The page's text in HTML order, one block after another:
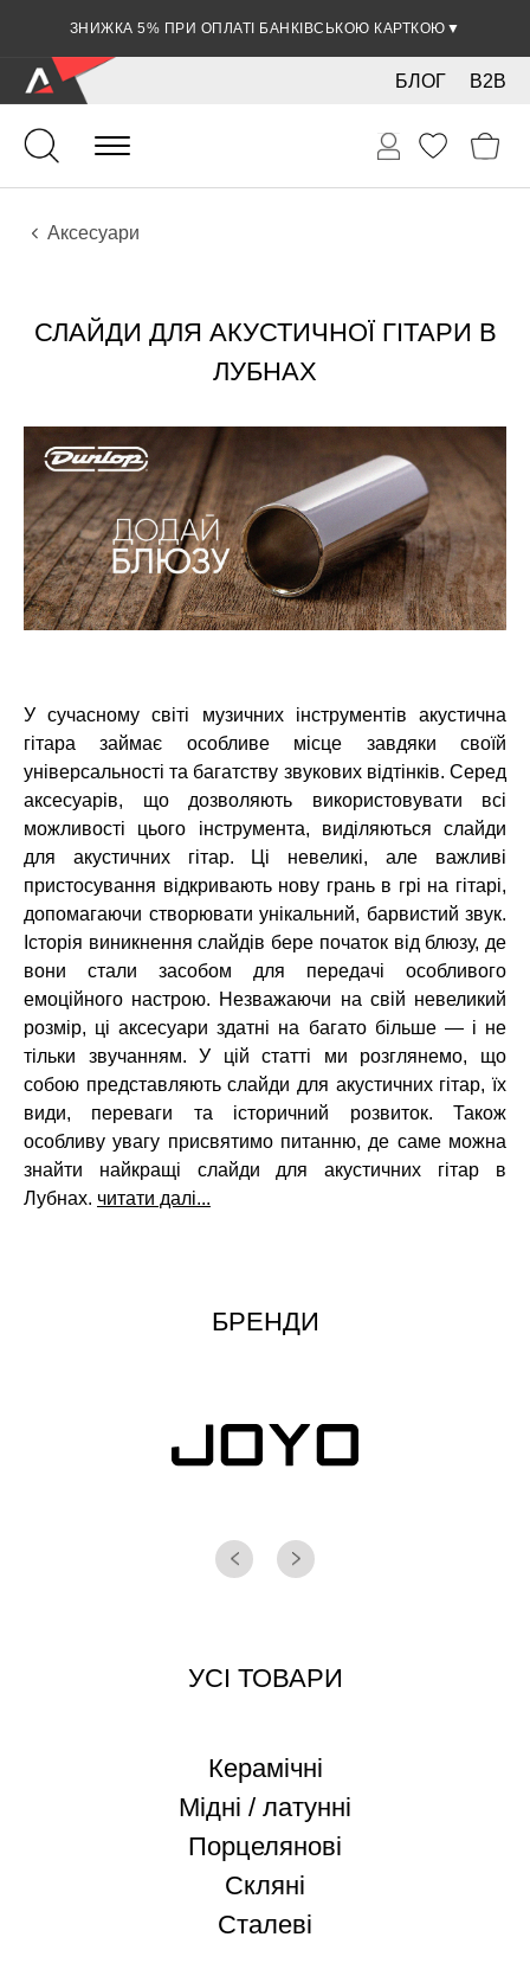
ЗНИЖКА 5% ПРИ ОПЛАТІ БАНКІВСЬКОЮ КАРТКОЮ ▼
B2B
БЛОГ
Гітари
Акустичні інструменти
Аксесуари
СЛАЙДИ ДЛЯ АКУСТИЧНОЇ ГІТАРИ В
ЛУБНАХ
У сучасному світі музичних інструментів акустична
гітара займає особливе місце завдяки своїй
універсальності та багатству звукових відтінків. Серед
аксесуарів, що дозволяють використовувати всі
можливості цього інструмента, виділяються слайди
для акустичних гітар. Ці невеликі, але важливі
пристосування відкривають нову грань в грі на гітарі,
допомагаючи створювати унікальний, барвистий звук.
Історія виникнення слайдів бере початок від блюзу, де
вони стали засобом для передачі особливого
емоційного настрою. Незважаючи на свій невеликий
розмір, ці аксесуари здатні на багато більше — і не
тільки звучанням. У цій статті ми розглянемо, що
собою представляють слайди для акустичних гітар, їх
види, переваги та історичний розвиток. Також
особливу увагу присвятимо питанню, де саме можна
знайти найкращі слайди для акустичних гітар в
Лубнах. читати далі...
БРЕНДИ
УСІ ТОВАРИ
Керамічні
Мідні / латунні
Порцелянові
Скляні
Сталеві